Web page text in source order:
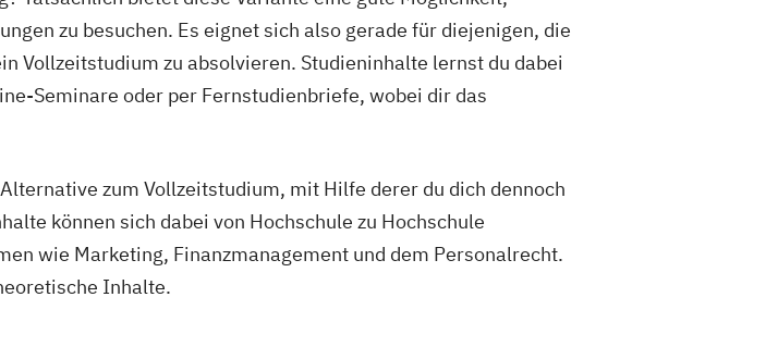
zu besuchen. Es eignet sich also gerade für diejenigen, die
Vollzeitstudium zu absolvieren. Studieninhalte lernst du dabei
Seminare oder per Fernstudienbriefe, wobei dir das
zum Vollzeitstudium, mit Hilfe derer du dich dennoch
können sich dabei von Hochschule zu Hochschule
wie Marketing, Finanzmanagement und dem Personalrecht.
Inhalte.